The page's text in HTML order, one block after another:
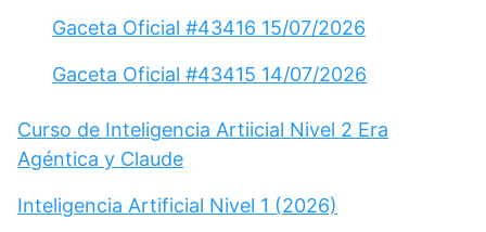
Gaceta Oficial #43416 15/07/2026
Gaceta Oficial #43415 14/07/2026
Curso de Inteligencia Artiicial Nivel 2 Era
Agéntica y Claude
Inteligencia Artificial Nivel 1 (2026)